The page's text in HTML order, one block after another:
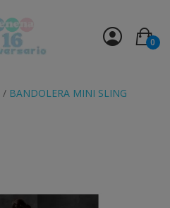
0
BANDOLERA MINI SLING